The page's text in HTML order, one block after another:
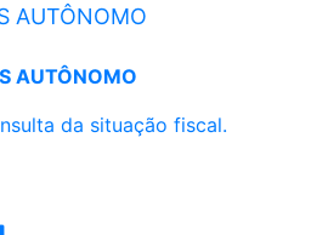
AUTÔNOMO
AUTÔNOMO
da situação fiscal.